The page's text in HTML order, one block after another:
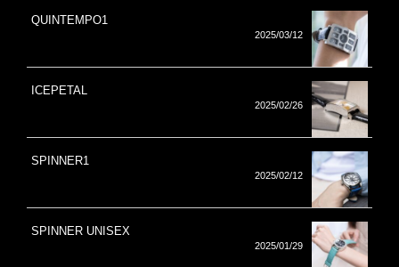
QUINTEMPO1
2025/03/12
ICEPETAL
2025/02/26
SPINNER1
2025/02/12
SPINNER UNISEX
2025/01/29